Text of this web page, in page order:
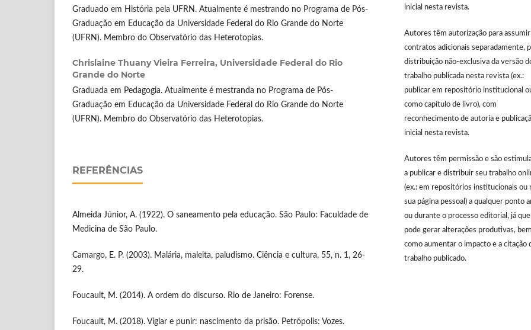
Graduado em História pela UFRN. Atualmente é mestrando no Programa de Pós-
Graduação em Educação da Universidade Federal do Rio Grande do Norte
(UFRN). Membro do Observatório das Heterotopias.
Chrislaine Thuany Vieira Ferreira, Universidade Federal do Rio
Grande do Norte
Graduada em Pedagogia. Atualmente é mestranda no Programa de Pós-
Graduação em Educação da Universidade Federal do Rio Grande do Norte
(UFRN). Membro do Observatório das Heterotopias.
REFERÊNCIAS
Almeida Júnior, A. (1922). O saneamento pela educação. São Paulo: Faculdade de
Medicina de São Paulo.
Camargo, E. P. (2003). Malária, maleita, paludismo. Ciência e cultura, 55, n. 1, 26-
29.
Foucault, M. (2014). A ordem do discurso. Rio de Janeiro: Forense.
Foucault, M. (2018). Vigiar e punir: nascimento da prisão. Petrópolis: Vozes.
inicial nesta revista.
Autores têm autorização para assumir
contratos adicionais separadamente,
distribuição não-exclusiva da versão
trabalho publicada nesta revista (ex.:
publicar em repositório institucional
como capítulo de livro), com
reconhecimento de autoria e
inicial nesta revista.
Autores têm permissão e são
a publicar e distribuir seu trabalho
(ex.: em repositórios institucionais ou
sua página pessoal) a qualquer ponto
ou durante o processo editorial, já
pode gerar alterações produtivas, bem
como aumentar o impacto e a citação
trabalho publicado.